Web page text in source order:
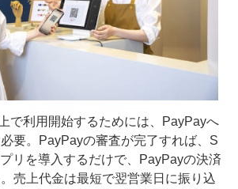
で利用開始するためには、PayPayへ
要。PayPayの審査が完了すれば、S
リを導入するだけで、PayPayの決済
売上代金は最短で翌営業日に振り込